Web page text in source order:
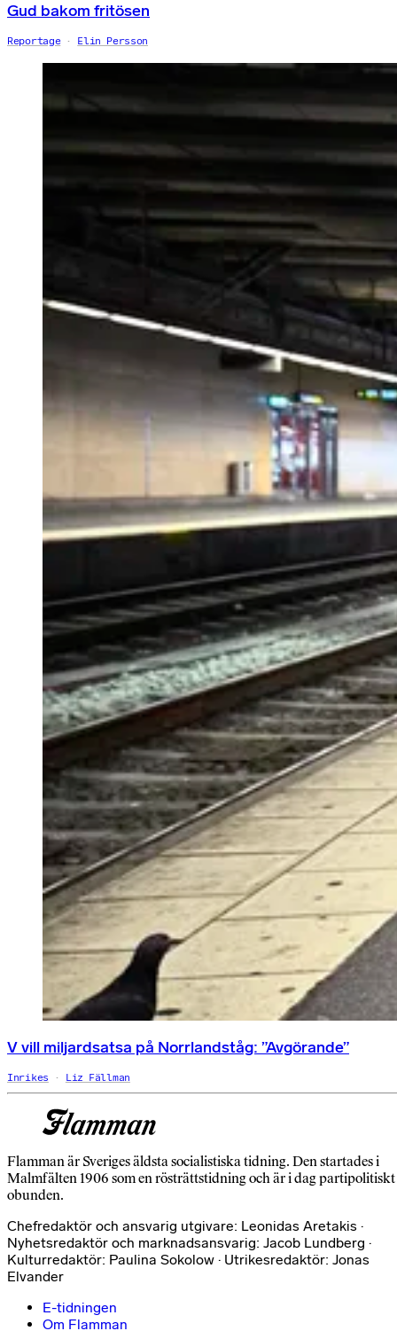
Gud bakom fritösen
Reportage Elin Persson
V vill miljardsatsa på Norrlandståg: ”Avgörande”
Inrikes Liz Fällman
Flamman är Sveriges äldsta socialistiska tidning. Den startades i
Malmfälten 1906 som en rösträttstidning och är i dag partipolitiskt
obunden.
Chefredaktör och ansvarig utgivare: Leonidas Aretakis ·
Nyhetsredaktör och marknadsansvarig: Jacob Lundberg ·
Kulturredaktör: Paulina Sokolow · Utrikesredaktör: Jonas
Elvander
E-tidningen
Om Flamman